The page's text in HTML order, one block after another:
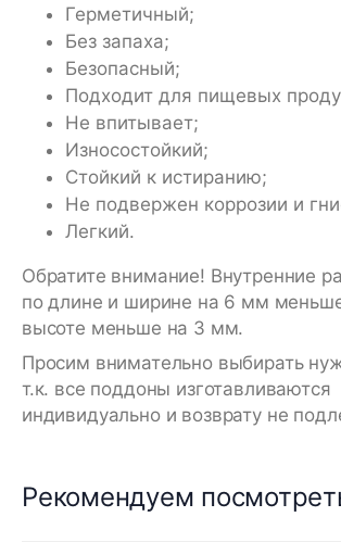
Герметичный;
Без запаха;
Безопасный;
Подходит для пищевых
Не впитывает;
Износостойкий;
Стойкий к истиранию;
Не подвержен коррозии и
Легкий.
Обратите внимание! Внутренние
по длине и ширине на 6 мм
высоте меньше на 3 мм.
Просим внимательно выбирать
т.к. все поддоны изготавливаются
индивидуально и возврату не
Рекомендуем